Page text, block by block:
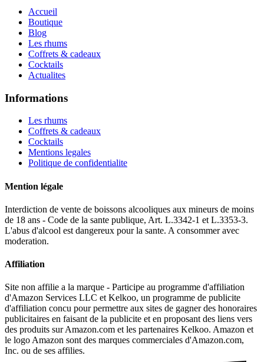
Accueil
Boutique
Blog
Les rhums
Coffrets & cadeaux
Cocktails
Actualites
Informations
Les rhums
Coffrets & cadeaux
Cocktails
Mentions legales
Politique de confidentialite
Mention légale
Interdiction de vente de boissons alcooliques aux mineurs de moins
de 18 ans - Code de la sante publique, Art. L.3342-1 et L.3353-3.
L'abus d'alcool est dangereux pour la sante. A consommer avec
moderation.
Affiliation
Site non affilie a la marque - Participe au programme d'affiliation
d'Amazon Services LLC et Kelkoo, un programme de publicite
d'affiliation concu pour permettre aux sites de gagner des honoraires
publicitaires en faisant de la publicite et en proposant des liens vers
des produits sur Amazon.com et les partenaires Kelkoo. Amazon et
le logo Amazon sont des marques commerciales d'Amazon.com,
Inc. ou de ses affilies.